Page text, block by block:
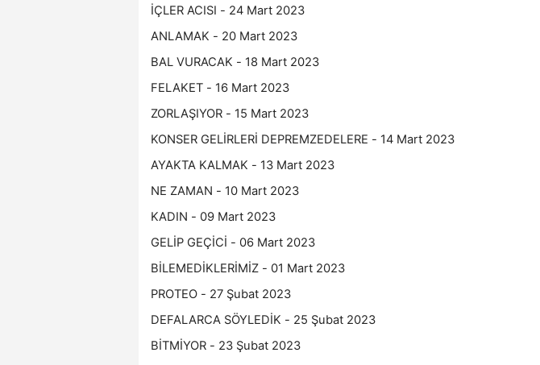
İÇLER ACISI - 24 Mart 2023
ANLAMAK - 20 Mart 2023
BAL VURACAK - 18 Mart 2023
FELAKET - 16 Mart 2023
ZORLAŞIYOR - 15 Mart 2023
KONSER GELİRLERİ DEPREMZEDELERE - 14 Mart 2023
AYAKTA KALMAK - 13 Mart 2023
NE ZAMAN - 10 Mart 2023
KADIN - 09 Mart 2023
GELİP GEÇİCİ - 06 Mart 2023
BİLEMEDİKLERİMİZ - 01 Mart 2023
PROTEO - 27 Şubat 2023
DEFALARCA SÖYLEDİK - 25 Şubat 2023
BİTMİYOR - 23 Şubat 2023